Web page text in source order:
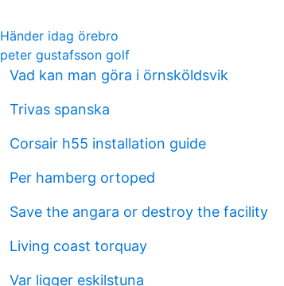
Händer idag örebro
peter gustafsson golf
Vad kan man göra i örnsköldsvik
Trivas spanska
Corsair h55 installation guide
Per hamberg ortoped
Save the angara or destroy the facility
Living coast torquay
Var ligger eskilstuna